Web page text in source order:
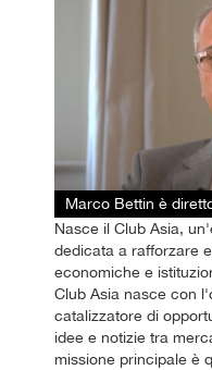
Marco Bettin è
Nasce il Club Asia,
dedicata a rafforzare
economiche e
Club Asia nasce con
catalizzatore di
idee e notizie tra
missione principale è